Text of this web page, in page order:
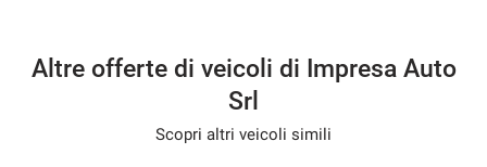
Altre offerte di veicoli di Impresa Auto
Srl
Scopri altri veicoli simili